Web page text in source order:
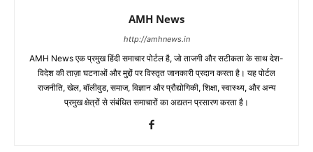
AMH News
http://amhnews.in
AMH News एक प्रमुख हिंदी समाचार पोर्टल है, जो ताजगी और सटीकता के साथ देश-
विदेश की ताज़ा घटनाओं और मुद्दों पर विस्तृत जानकारी प्रदान करता है। यह पोर्टल
राजनीति, खेल, बॉलीवुड, समाज, विज्ञान और प्रौद्योगिकी, शिक्षा, स्वास्थ्य, और अन्य
प्रमुख क्षेत्रों से संबंधित समाचारों का अद्यतन प्रसारण करता है।